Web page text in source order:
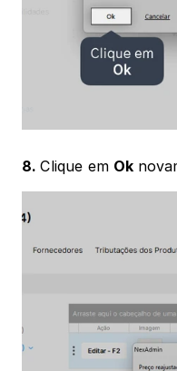
8. Clique em Ok